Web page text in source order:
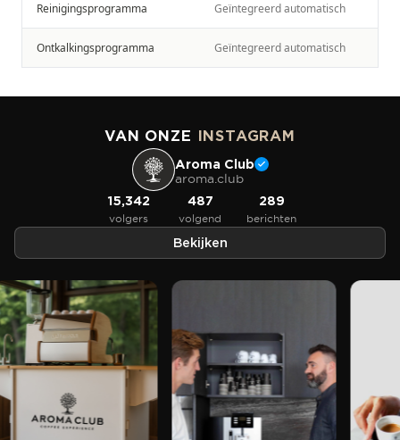
Reinigingsprogramma Geïntegreerd automatisch
Ontkalkingsprogramma Geïntegreerd automatisch
VAN ONZE INSTAGRAM
Aroma Club
aroma.club
15,342
volgers
487
volgend
289
berichten
Bekijken